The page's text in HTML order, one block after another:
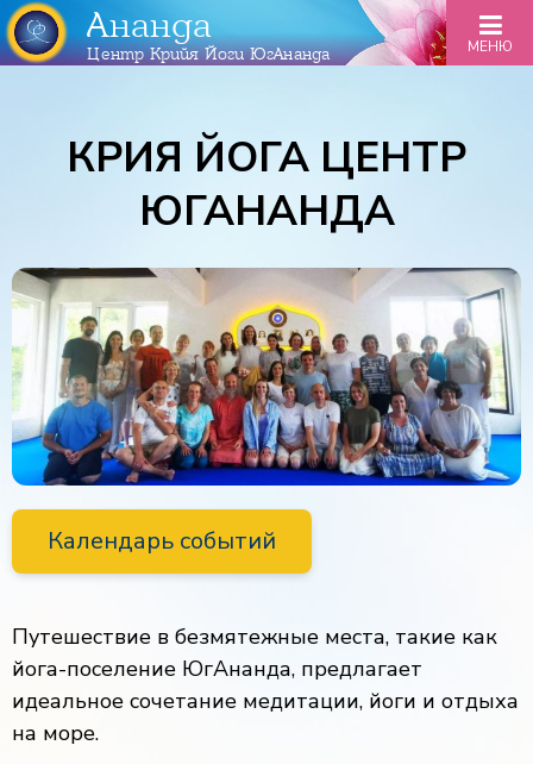
Ананда
Центр Крийя Йоги ЮгАнанда МЕНЮ
КРИЯ ЙОГА ЦЕНТР
ЮГАНАНДА
Календарь событий
Путешествие в безмятежные места, такие как
йога-поселение ЮгАнанда, предлагает
идеальное сочетание медитации, йоги и отдыха
на море.